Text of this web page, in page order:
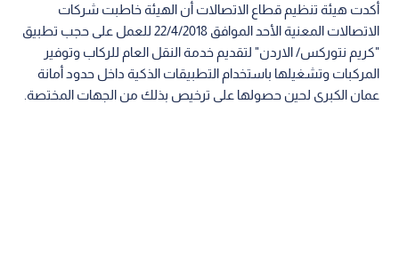
أكدت هيئة تنظيم قطاع الاتصالات أن الهيئة خاطبت شركات
الاتصالات المعنية الأحد الموافق 22/4/2018 للعمل على حجب تطبيق
"كريم نتوركس/ الاردن" لتقديم خدمة النقل العام للركاب وتوفير
المركبات وتشغيلها باستخدام التطبيقات الذكية داخل حدود أمانة
عمان الكبرى لحين حصولها على ترخيص بذلك من الجهات المختصة.